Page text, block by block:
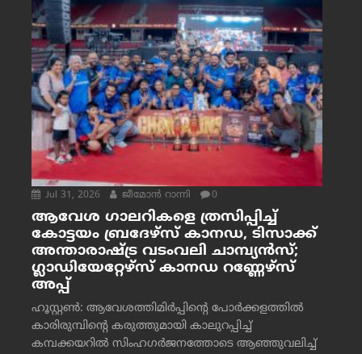
Jul 31, 2026 ജീമോന്‍ റാന്നി 0
ആവേശ ഗാലറികളെ ത്രസിപ്പിച്ച്
കോട്ടയം ബ്രദേഴ്‌സ് കാനഡ, ടിസാക്ക്
അന്താരാഷ്ട്ര വടംവലി ചാമ്പ്യന്‍സ്;
ഗ്ലാഡിയേറ്റേഴ്‌സ് കാനഡ റണ്ണേഴ്‌സ്
അപ്പ്
ഹൂസ്റ്റണ്‍: ആവേശത്തിമിര്‍പ്പിന്റെ പോര്‍ക്കളത്തില്‍
കാരിരുമ്പിന്റെ കരുത്തുമായി കാലുറപ്പിച്ച്
കമ്പക്കയറില്‍ സിംഹഗര്‍ജനത്തോടെ ആഞ്ഞുവലിച്ച്